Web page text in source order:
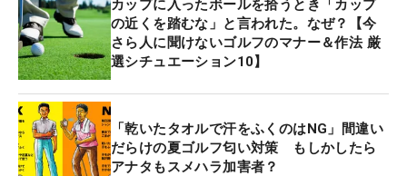
カップに入ったボールを拾うとき「カップ
の近くを踏むな」と言われた。なぜ？【今
さら人に聞けないゴルフのマナー＆作法 厳
選シチュエーション10】
「乾いたタオルで汗をふくのはNG」間違い
だらけの夏ゴルフ匂い対策 もしかしたら
アナタもスメハラ加害者？